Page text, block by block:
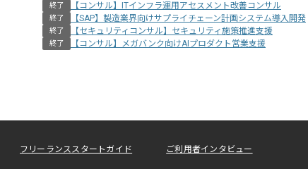
終了 【コンサル】ITインフラ運用アセスメント改善コンサル
終了 【SAP】製造業界向けサプライチェーン計画システム導入開発
終了 【セキュリティコンサル】セキュリティ施策推進支援
終了 【コンサル】メガバンク向けAIプロダクト営業支援
フリーランススタートガイド ご利用者インタビュー